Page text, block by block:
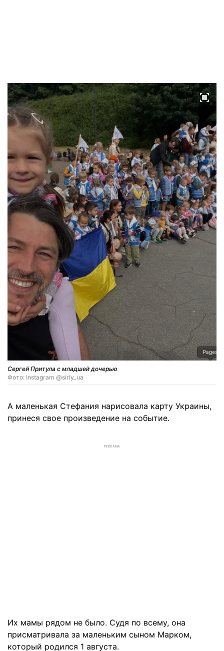
Сергей Притула с младшей дочерью
Фото: Instagram @siriy_ua
А маленькая Стефания нарисовала карту Украины,
принеся свое произведение на событие.
РЕКЛАМА
Их мамы рядом не было. Судя по всему, она
присматривала за маленьким сыном Марком,
который родился 1 августа.